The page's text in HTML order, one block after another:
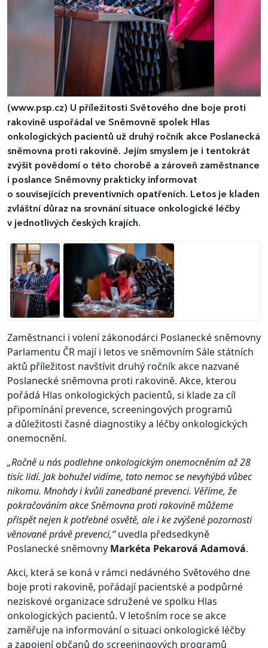
(www.psp.cz) U příležitosti Světového dne boje proti
rakovině uspořádal ve Sněmovně spolek Hlas
onkologických pacientů už druhý ročník akce Poslanecká
sněmovna proti rakovině. Jejím smyslem je i tentokrát
zvýšit povědomí o této chorobě a zároveň zaměstnance
i poslance Sněmovny prakticky informovat
o souvisejících preventivních opatřeních. Letos je kladen
zvláštní důraz na srovnání situace onkologické léčby
v jednotlivých českých krajích.
Zaměstnanci i volení zákonodárci Poslanecké sněmovny
Parlamentu ČR mají i letos ve sněmovním Sále státních
aktů příležitost navštívit druhý ročník akce nazvané
Poslanecké sněmovna proti rakovině. Akce, kterou
pořádá Hlas onkologických pacientů, si klade za cíl
připomínání prevence, screeningových programů
a důležitosti časné diagnostiky a léčby onkologických
onemocnění.
„Ročně u nás podlehne onkologickým onemocněním až 28
tisíc lidí. Jak bohužel vidíme, tato nemoc se nevyhýbá vůbec
nikomu. Mnohdy i kvůli zanedbané prevenci. Věříme, že
pokračováním akce Sněmovna proti rakovině můžeme
přispět nejen k potřebné osvětě, ale i ke zvýšené pozornosti
věnované právě prevenci,“uvedla předsedkyně
Poslanecké sněmovny Markéta Pekarová Adamová.
Akci, která se koná v rámci nedávného Světového dne
boje proti rakovině, pořádají pacientské a podpůrné
neziskové organizace sdružené ve spolku Hlas
onkologických pacientů. V letošním roce se akce
zaměřuje na informování o situaci onkologické léčby
a zapojení občanů do screeningových programů